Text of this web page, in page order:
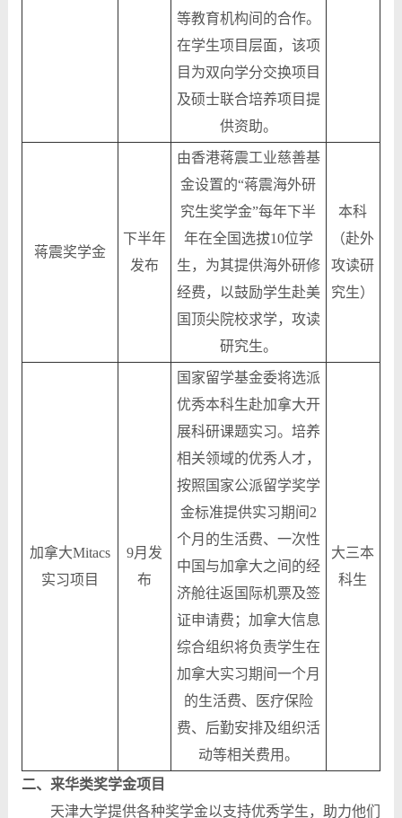
等教育机构间的合作。
在学生项目层面，该项
目为双向学分交换项目
及硕士联合培养项目提
供资助。
蒋震奖学金
下半年
发布
由香港蒋震工业慈善基
金设置的“蒋震海外研
究生奖学金”每年下半
年在全国选拔10位学
生，为其提供海外研修
经费，以鼓励学生赴美
国顶尖院校求学，攻读
研究生。
本科
（赴外
攻读研
究生）
加拿大Mitacs
实习项目
9月发
布
国家留学基金委将选派
优秀本科生赴加拿大开
展科研课题实习。培养
相关领域的优秀人才，
按照国家公派留学奖学
金标准提供实习期间2
个月的生活费、一次性
中国与加拿大之间的经
济舱往返国际机票及签
证申请费；加拿大信息
综合组织将负责学生在
加拿大实习期间一个月
的生活费、医疗保险
费、后勤安排及组织活
动等相关费用。
大三本
科生
二、来华类奖学金项目
天津大学提供各种奖学金以支持优秀学生，助力他们